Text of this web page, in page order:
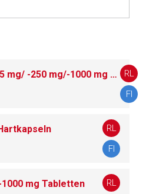
ben-u-ron 75 mg/-125 mg/ -250 mg/-1000 mg Zäpfchen
RL
FI
RL
FI
mg Tabletten
RL
Seite
Link öffnet eine externe Web-
Web-Seite ist deren
gelten dort ggf. andere